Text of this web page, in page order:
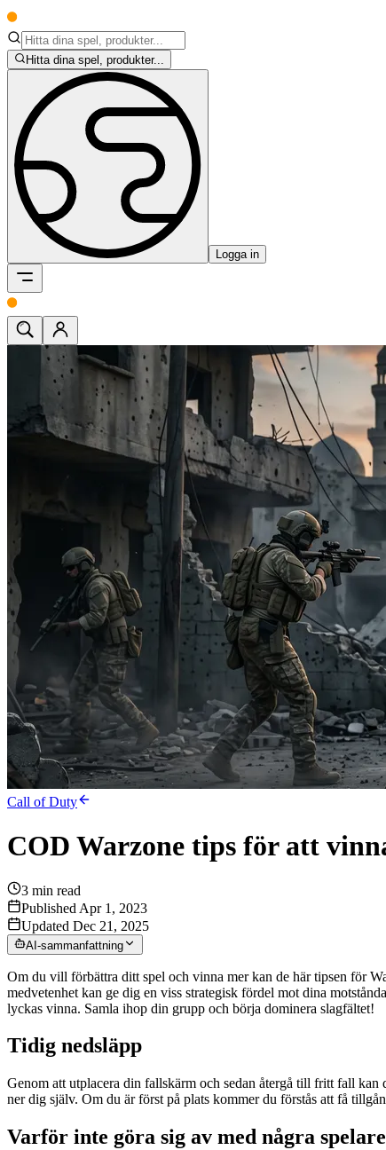
Hitta dina spel, produkter...
Logga in
Call of Duty
COD Warzone tips för att
3 min read
Published Apr 1, 2023
Updated Dec 21, 2025
AI-sammanfattning
Om du vill förbättra ditt spel och vinna mer kan de här tipsen för
medvetenhet kan ge dig en viss strategisk fördel mot dina
lyckas vinna. Samla ihop din grupp och börja dominera slagfältet!
Tidig nedsläpp
Genom att utplacera din fallskärm och sedan återgå till fritt fall
ner dig själv. Om du är först på plats kommer du förstås att få
Varför inte göra sig av med några